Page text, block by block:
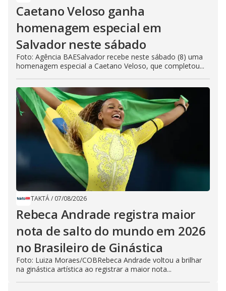
Caetano Veloso ganha
homenagem especial em
Salvador neste sábado
Foto: Agência BAESalvador recebe neste sábado (8) uma
homenagem especial a Caetano Veloso, que completou...
TAKTÁ/ 07/08/2026
Rebeca Andrade registra maior
nota de salto do mundo em 2026
no Brasileiro de Ginástica
Foto: Luiza Moraes/COBRebeca Andrade voltou a brilhar
na ginástica artística ao registrar a maior nota...